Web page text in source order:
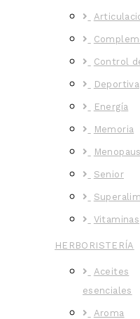
Control
Deportiva
Energía
Memoria
Senior
Vitaminas
HERBORISTERÍA
Aceites
esenciales
Aroma